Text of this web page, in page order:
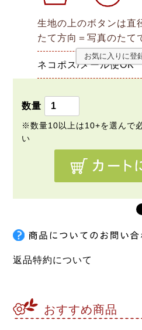
生地の上のボタンは直
たて方向＝写真のたて
ネコポス/メール便OK
お気に入りに登
返品特約について
おすすめ商品